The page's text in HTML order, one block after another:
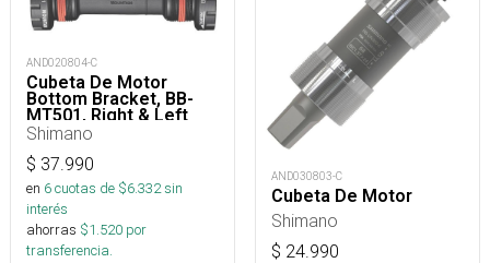
AND020804-C
Cubeta De Motor
Bottom Bracket, BB-
MT501, Right & Left
Adapter (BSA)
Shimano
$ 37.990
en 6cuotas de $6.332sin
interés
ahorras $1.520 por
transferencia.
AND030803-C
Cubeta De Motor
Shimano
$ 24.990